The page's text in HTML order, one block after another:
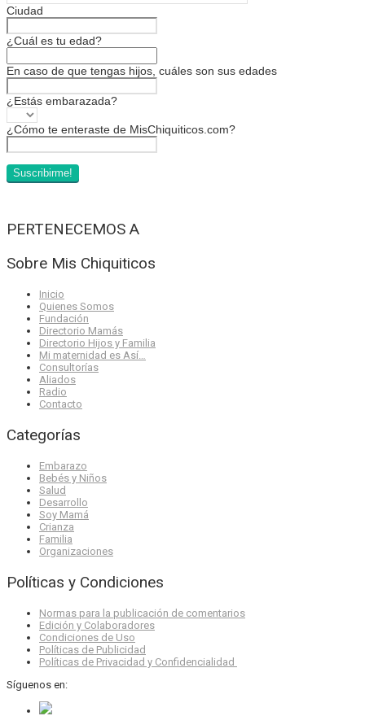
Ciudad
¿Cuál es tu edad?
En caso de que tengas hijos, cuáles son sus edades
¿Estás embarazada?
¿Cómo te enteraste de MisChiquiticos.com?
PERTENECEMOS A
Sobre Mis Chiquiticos
Inicio
Quienes Somos
Fundación
Directorio Mamás
Directorio Hijos y Familia
Mi maternidad es Así…
Consultorías
Aliados
Radio
Contacto
Categorías
Embarazo
Bebés y Niños
Salud
Desarrollo
Soy Mamá
Crianza
Familia
Organizaciones
Políticas y Condiciones
Normas para la publicación de comentarios
Edición y Colaboradores
Condiciones de Uso
Políticas de Publicidad
Políticas de Privacidad y Confidencialidad
Síguenos en: